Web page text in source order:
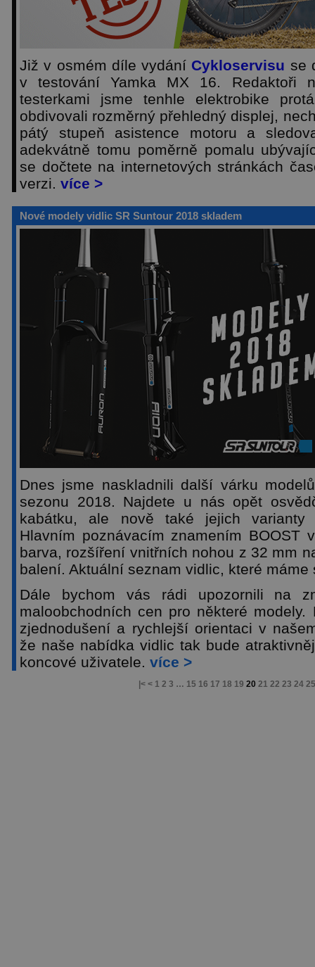
Již v osmém díle vydání Cykloservisu se
v testování Yamka MX 16. Redaktoři
testerkami jsme tenhle elektrobike
obdivovali rozměrný přehledný displej,
pátý stupeň asistence motoru a
adekvátně tomu poměrně pomalu
se dočtete na internetových stránkách
verzi. více >
Nové modely vidlic SR Suntour 2018 skladem
Dnes jsme naskladnili další várku
sezonu 2018. Najdete u nás opět
kabátku, ale nově také jejich varianty
Hlavním poznávacím znamením BOOST
barva, rozšíření vnitřních nohou z 32 mm
balení. Aktuální seznam vidlic, které
Dále bychom vás rádi upozornili na
maloobchodních cen pro některé
zjednodušení a rychlejší orientaci v
že naše nabídka vidlic tak bude
koncové uživatele. více >
|< < 1 2 3 … 15 16 17 18 19 20 21 22 23 24 25